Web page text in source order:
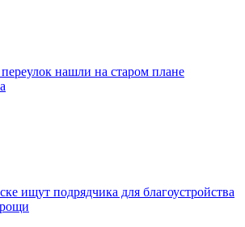
нашли на старом плане
ищут подрядчика для благоустройства